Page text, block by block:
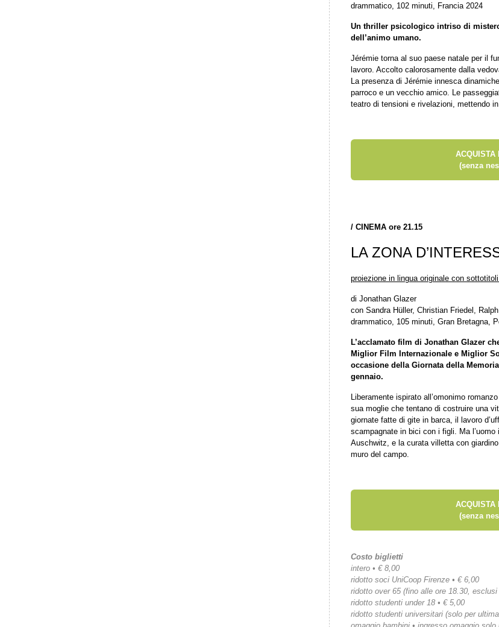
drammatico, 102 minuti, Francia 2024
Un thriller psicologico intriso di
dell’animo umano.
Jérémie torna al suo paese natale per il
lavoro. Accolto calorosamente dalla
La presenza di Jérémie innesca
parroco e un vecchio amico. Le
teatro di tensioni e rivelazioni, mettendo
ACQUISTA
(senza
/ CINEMA ore 21.15
LA ZONA
proiezione in lingua originale con
di Jonathan Glazer
con Sandra Hüller, Christian Friedel,
drammatico, 105 minuti, Gran Bretagna,
L’acclamato film di Jonathan Glazer
Miglior Film Internazionale e Miglior
occasione della Giornata della
gennaio.
Liberamente ispirato all’omonimo
sua moglie che tentano di costruire una
giornate fatte di gite in barca, il lavoro
scampagnate in bici con i figli. Ma
Auschwitz, e la curata villetta con
muro del campo.
ACQUISTA
(senza
Costo biglietti
intero • € 8,00
ridotto soci UniCoop Firenze • € 6,00
ridotto over 65 (fino alle ore 18.30,
ridotto studenti under 18 • € 5,00
ridotto studenti universitari (solo per